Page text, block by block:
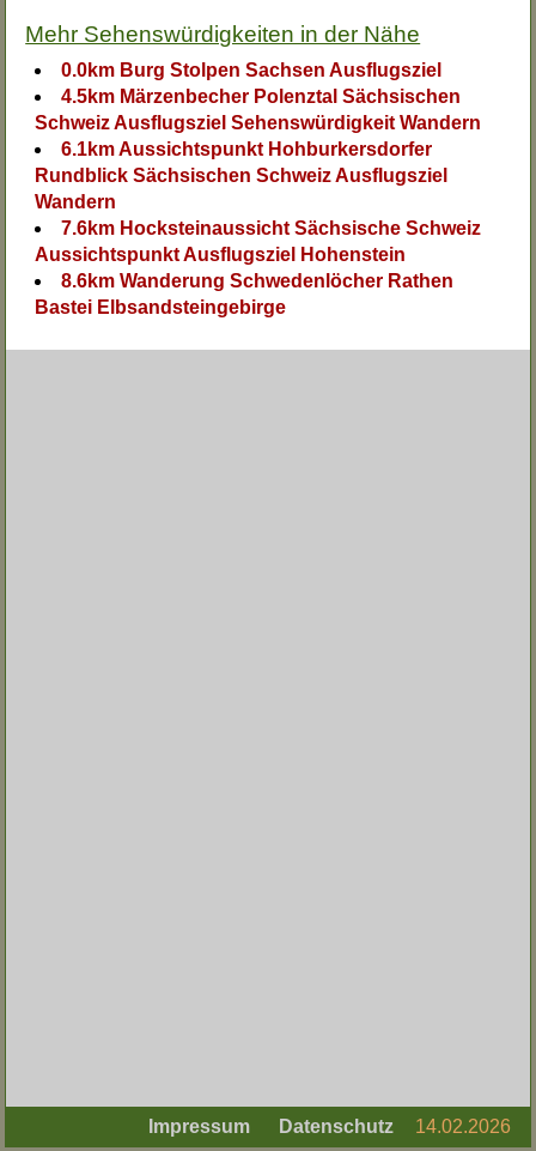
Mehr Sehenswürdigkeiten in der Nähe
0.0km Burg Stolpen Sachsen Ausflugsziel
4.5km Märzenbecher Polenztal Sächsischen
Schweiz Ausflugsziel Sehenswürdigkeit Wandern
6.1km Aussichtspunkt Hohburkersdorfer
Rundblick Sächsischen Schweiz Ausflugsziel
Wandern
7.6km Hocksteinaussicht Sächsische Schweiz
Aussichtspunkt Ausflugsziel Hohenstein
8.6km Wanderung Schwedenlöcher Rathen
Bastei Elbsandsteingebirge
Impressum Datenschutz 14.02.2026